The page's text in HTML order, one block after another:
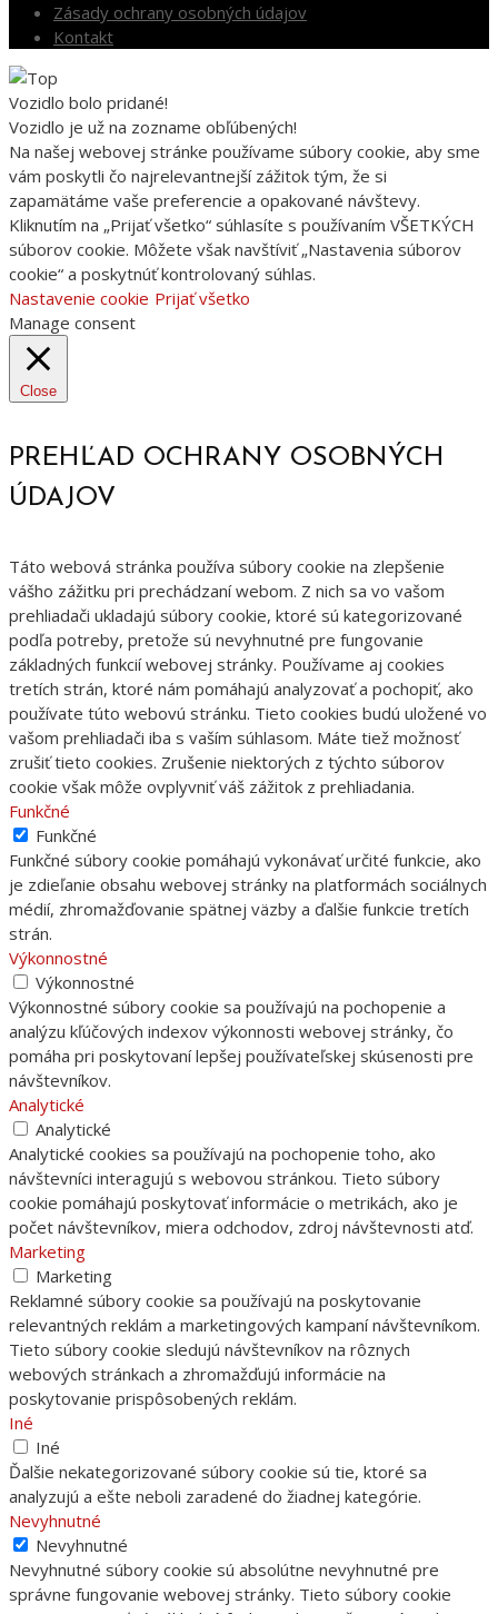
Zásady ochrany osobných údajov
Kontakt
Vozidlo bolo pridané!
Vozidlo je už na zozname obľúbených!
Na našej webovej stránke používame súbory cookie, aby sme
vám poskytli čo najrelevantnejší zážitok tým, že si
zapamätáme vaše preferencie a opakované návštevy.
Kliknutím na „Prijať všetko“ súhlasíte s používaním VŠETKÝCH
súborov cookie. Môžete však navštíviť „Nastavenia súborov
cookie“ a poskytnúť kontrolovaný súhlas.
Nastavenie cookie Prijať všetko
Manage consent
Close
PREHĽAD OCHRANY OSOBNÝCH
ÚDAJOV
Táto webová stránka používa súbory cookie na zlepšenie
vášho zážitku pri prechádzaní webom. Z nich sa vo vašom
prehliadači ukladajú súbory cookie, ktoré sú kategorizované
podľa potreby, pretože sú nevyhnutné pre fungovanie
základných funkcií webovej stránky. Používame aj cookies
tretích strán, ktoré nám pomáhajú analyzovať a pochopiť, ako
používate túto webovú stránku. Tieto cookies budú uložené vo
vašom prehliadači iba s vaším súhlasom. Máte tiež možnosť
zrušiť tieto cookies. Zrušenie niektorých z týchto súborov
cookie však môže ovplyvniť váš zážitok z prehliadania.
Funkčné
Funkčné
Funkčné súbory cookie pomáhajú vykonávať určité funkcie, ako
je zdieľanie obsahu webovej stránky na platformách sociálnych
médií, zhromažďovanie spätnej väzby a ďalšie funkcie tretích
strán.
Výkonnostné
Výkonnostné
Výkonnostné súbory cookie sa používajú na pochopenie a
analýzu kľúčových indexov výkonnosti webovej stránky, čo
pomáha pri poskytovaní lepšej používateľskej skúsenosti pre
návštevníkov.
Analytické
Analytické
Analytické cookies sa používajú na pochopenie toho, ako
návštevníci interagujú s webovou stránkou. Tieto súbory
cookie pomáhajú poskytovať informácie o metrikách, ako je
počet návštevníkov, miera odchodov, zdroj návštevnosti atď.
Marketing
Marketing
Reklamné súbory cookie sa používajú na poskytovanie
relevantných reklám a marketingových kampaní návštevníkom.
Tieto súbory cookie sledujú návštevníkov na rôznych
webových stránkach a zhromažďujú informácie na
poskytovanie prispôsobených reklám.
Iné
Iné
Ďalšie nekategorizované súbory cookie sú tie, ktoré sa
analyzujú a ešte neboli zaradené do žiadnej kategórie.
Nevyhnutné
Nevyhnutné
Nevyhnutné súbory cookie sú absolútne nevyhnutné pre
správne fungovanie webovej stránky. Tieto súbory cookie